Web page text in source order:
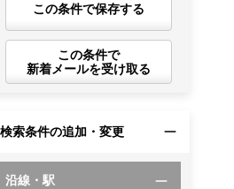
この条件で保存する
この条件で
新着メールを受け取る
検索条件の追加・変更
沿線・駅